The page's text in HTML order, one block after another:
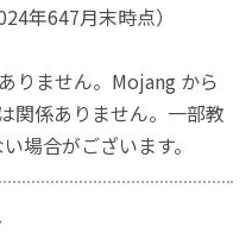
年647月末時点）
りません。Mojang から
関係ありません。一部教
場合がございます。